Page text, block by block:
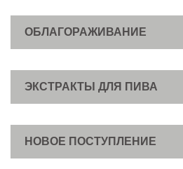
ОБЛАГОРАЖИВАНИЕ
ЭКСТРАКТЫ ДЛЯ ПИВА
НОВОЕ ПОСТУПЛЕНИЕ